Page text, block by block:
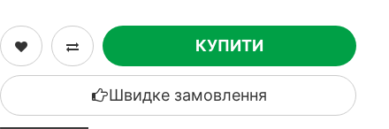
КУПИТИ
Швидке замовлення